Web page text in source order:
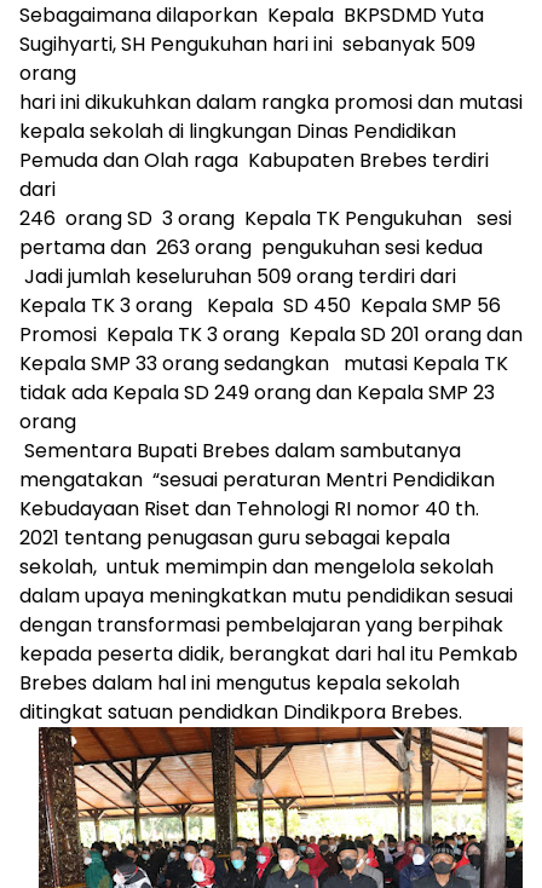
Sebagaimana dilaporkan Kepala BKPSDMD Yuta
Sugihyarti, SH Pengukuhan hari ini sebanyak 509
orang
hari ini dikukuhkan dalam rangka promosi dan mutasi
kepala sekolah di lingkungan Dinas Pendidikan
Pemuda dan Olah raga Kabupaten Brebes terdiri
dari
246 orang SD 3 orang Kepala TK Pengukuhan sesi
pertama dan 263 orang pengukuhan sesi kedua
Jadi jumlah keseluruhan 509 orang terdiri dari
Kepala TK 3 orang Kepala SD 450 Kepala SMP 56
Promosi Kepala TK 3 orang Kepala SD 201 orang dan
Kepala SMP 33 orang sedangkan mutasi Kepala TK
tidak ada Kepala SD 249 orang dan Kepala SMP 23
orang
Sementara Bupati Brebes dalam sambutanya
mengatakan “sesuai peraturan Mentri Pendidikan
Kebudayaan Riset dan Tehnologi RI nomor 40 th.
2021 tentang penugasan guru sebagai kepala
sekolah, untuk memimpin dan mengelola sekolah
dalam upaya meningkatkan mutu pendidikan sesuai
dengan transformasi pembelajaran yang berpihak
kepada peserta didik, berangkat dari hal itu Pemkab
Brebes dalam hal ini mengutus kepala sekolah
ditingkat satuan pendidkan Dindikpora Brebes.